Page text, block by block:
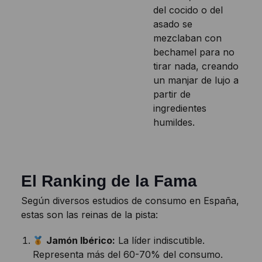
del cocido o del
asado se
mezclaban con
bechamel para no
tirar nada, creando
un manjar de lujo a
partir de
ingredientes
humildes.
El Ranking de la Fama
Según diversos estudios de consumo en España,
estas son las reinas de la pista:
Jamón Ibérico: La líder indiscutible.
Representa más del 60-70% del consumo.